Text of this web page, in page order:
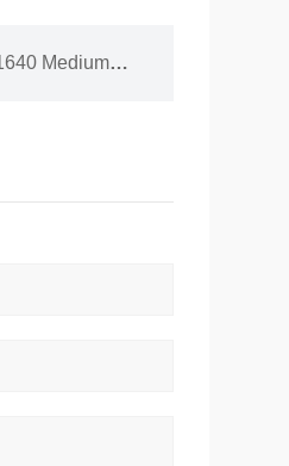
含L-glutamine